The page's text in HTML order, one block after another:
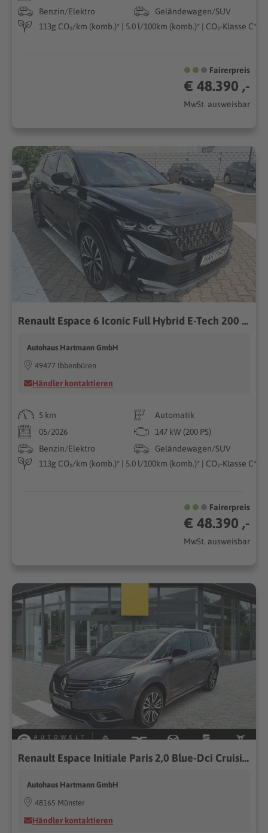
Benzin/Elektro
Geländewagen/SUV
113g CO₂/km (komb.)* | 5.0 l/100km (komb.)* | CO₂-Klasse C*
Fairerpreis
€ 48.390 ,-
MwSt. ausweisbar
Renault Espace 6 Iconic Full Hybrid E-Tech 200 5-Sitzer
Autohaus Hartmann GmbH
49477 Ibbenbüren
Händler kontaktieren
5 km
Automatik
05/2026
147 kW (200 PS)
Benzin/Elektro
Geländewagen/SUV
113g CO₂/km (komb.)* | 5.0 l/100km (komb.)* | CO₂-Klasse C*
Fairerpreis
€ 48.390 ,-
MwSt. ausweisbar
Renault Espace Initiale Paris 2,0 Blue-Dci Cruising-Pak.
Autohaus Hartmann GmbH
48165 Münster
Händler kontaktieren